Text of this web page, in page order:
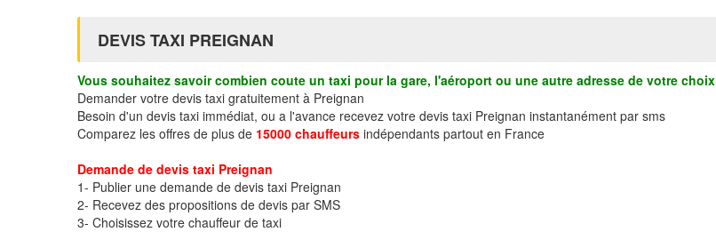
DEVIS TAXI PREIGNAN
Vous souhaitez savoir combien coute un taxi pour la gare, l'aéroport ou une autre adresse de votre choix
Demander votre devis taxi gratuitement à Preignan
Besoin d'un devis taxi immédiat, ou a l'avance recevez votre devis taxi Preignan instantanément par sms
Comparez les offres de plus de 15000 chauffeurs indépendants partout en France
Demande de devis taxi Preignan
1- Publier une demande de devis taxi Preignan
2- Recevez des propositions de devis par SMS
3- Choisissez votre chauffeur de taxi